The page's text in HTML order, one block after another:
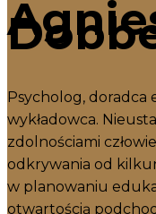
Psycholog, doradca
wykładowca.
zdolnościami
odkrywania od
w planowaniu
otwartością